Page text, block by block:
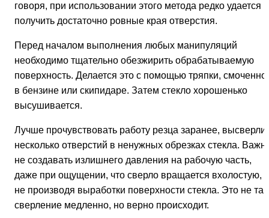
говоря, при использовании этого метода редко удается
получить достаточно ровные края отверстия.
Перед началом выполнения любых манипуляций
необходимо тщательно обезжирить обрабатываемую
поверхность. Делается это с помощью тряпки,
в бензине или скипидаре. Затем стекло хорошенько
высушивается.
Лучше прочувствовать работу резца заранее,
несколько отверстий в ненужных обрезках стекла.
не создавать излишнего давления на рабочую часть,
даже при ощущении, что сверло вращается вхолостую,
не производя выработки поверхности стекла. Это не
сверление медленно, но верно происходит.